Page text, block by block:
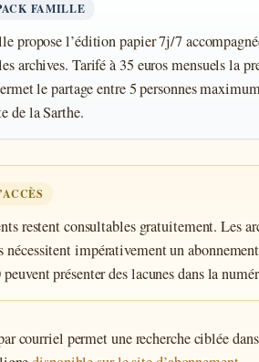
FAMILLE
propose l’édition papier 7j/7
archives. Tarifé à 35 euros mensuels la
le partage entre 5 personnes
de la Sarthe.
restent consultables gratuitement. Les
nécessitent impérativement un
présenter des lacunes dans la
courriel permet une recherche ciblée